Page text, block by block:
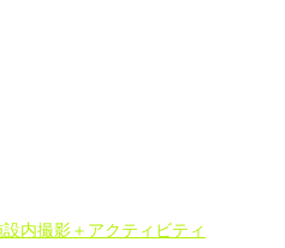
内撮影＋アクティビティ